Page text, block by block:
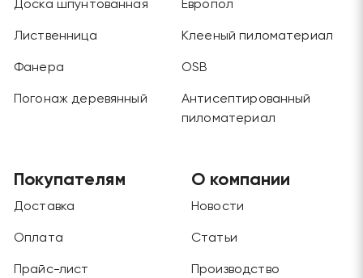
Доска шпунтованная Европол
Лиственница Клееный пиломатериал
Фанера OSB
Погонаж деревянный
Антисептированный
пиломатериал
Покупателям
Доставка
Оплата
Прайс-лист
О компании
Новости
Статьи
Производство